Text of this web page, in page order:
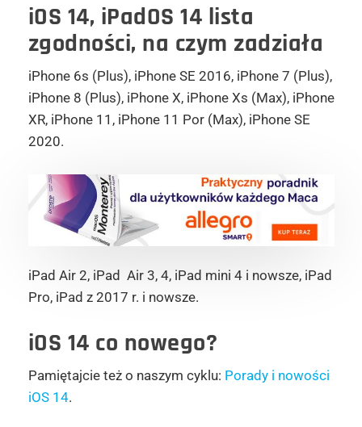
iOS 14, iPadOS 14 lista
zgodności, na czym zadziała
iPhone 6s (Plus), iPhone SE 2016, iPhone 7 (Plus),
iPhone 8 (Plus), iPhone X, iPhone Xs (Max), iPhone
XR, iPhone 11, iPhone 11 Por (Max), iPhone SE
2020.
iPad Air 2, iPad Air 3, 4, iPad mini 4 i nowsze, iPad
Pro, iPad z 2017 r. i nowsze.
iOS 14 co nowego?
Pamiętajcie też o naszym cyklu: Porady i nowości
iOS 14.